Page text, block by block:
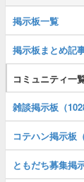
掲示板一覧
掲示板まとめ記
コミュニティ一
雑談掲示板（
コテハン掲示板
ともだち募集掲